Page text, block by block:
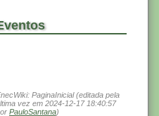
PaginaInicial (editada pela
vez em 2024-12-17 18:40:57
PauloSantana)